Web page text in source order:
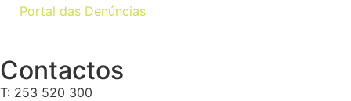
Portal das Denúncias
Contactos
T: 253 520 300